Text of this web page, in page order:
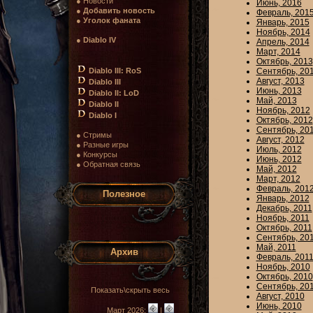
● Добавить новость
● Уголок фаната
● Diablo IV
Diablo III: RoS
Diablo III
Diablo II: LoD
Diablo II
Diablo I
● Стримы
● Разные игры
● Конкурсы
● Обратная связь
Полезное
Архив
Показать\скрыть весь
Март 2026:
|
Июнь, 2016
Февраль, 2015
Январь, 2015
Ноябрь, 2014
Апрель, 2014
Март, 2014
Октябрь, 2013
Сентябрь,
Август, 2013
Июнь, 2013
Май, 2013
Ноябрь, 2012
Октябрь, 2012
Сентябрь,
Август, 2012
Июль, 2012
Июнь, 2012
Май, 2012
Март, 2012
Февраль, 2012
Январь, 2012
Декабрь, 2011
Ноябрь, 2011
Октябрь, 2011
Сентябрь,
Май, 2011
Февраль, 2011
Ноябрь, 2010
Октябрь, 2010
Сентябрь,
Август, 2010
Июнь, 2010